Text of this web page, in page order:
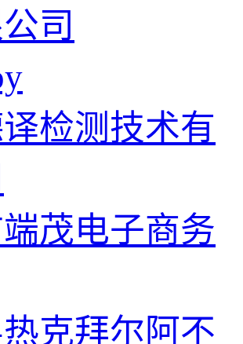
司
检测技术有
茂电子商务
克拜尔阿不